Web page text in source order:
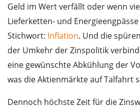
Geld im Wert verfällt oder wenn
Lieferketten- und
Stichwort: Inflation. Und die
der Umkehr der Zinspolitik
eine gewünschte Abkühlung der
was die Aktienmärkte auf Talfahrt
Dennoch höchste Zeit für die